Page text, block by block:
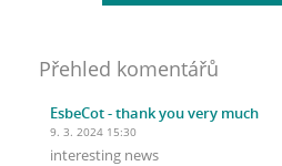
Přehled komentářů
EsbeCot- thank you very much
9. 3. 2024 15:30
interesting news